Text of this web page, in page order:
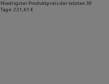
Niedrigster Produktpreis der letzten 30
Tage: 221,61 €